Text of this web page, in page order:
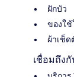
ฝักบัว
ของใ
ผ้าเช็ด
เชื่อมถึง